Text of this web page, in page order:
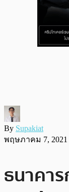
By Supakiat
พฤษภาคม 7, 2021
ธนาคา